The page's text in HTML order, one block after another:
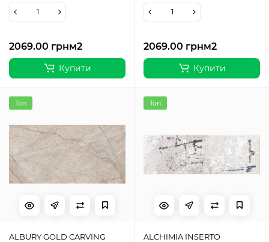
2069.00 грнм2
Купити
2069.00 грнм2
Купити
Топ
ALBURY GOLD CARVING
Топ
ALCHIMIA INSERTO